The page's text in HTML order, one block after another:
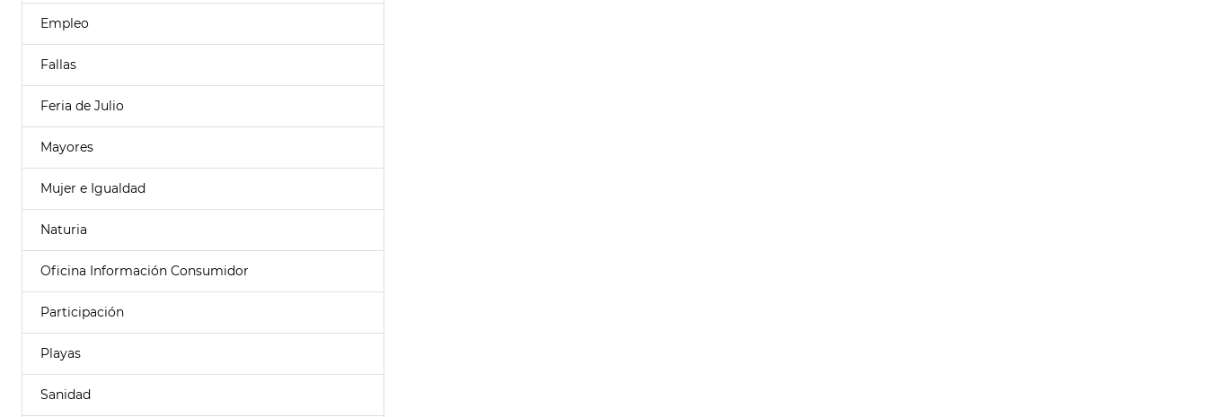
Empleo
Fallas
Feria de Julio
Mayores
Mujer e Igualdad
Naturia
Oficina Información Consumidor
Participación
Playas
Sanidad